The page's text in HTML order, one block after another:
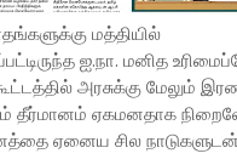
மத்­தியில்
ஐ.நா. மனித
அர­சுக்கு மேலும்
தீர்­மானம் ஏக­ம­ன­தாக
ஏனைய சில